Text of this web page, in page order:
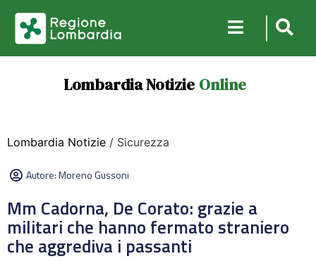
Lombardia Notizie Online
Lombardia Notizie / Sicurezza
Autore:Moreno Gussoni
Mm Cadorna, De Corato: grazie a
militari che hanno fermato straniero
che aggrediva i passanti